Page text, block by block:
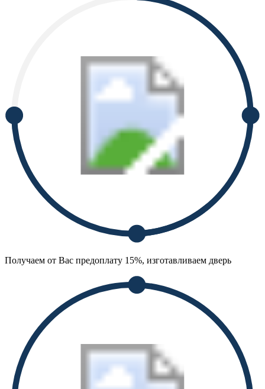
Получаем от Вас предоплату 15%, изготавливаем дверь